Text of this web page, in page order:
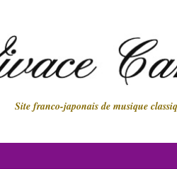
Site franco-japonais de musique